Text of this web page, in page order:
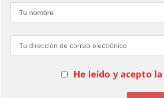
He leído y acepto